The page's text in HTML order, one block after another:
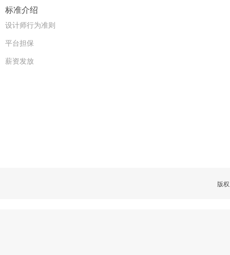
标准介绍
设计师行为准则
平台担保
薪资发放
版